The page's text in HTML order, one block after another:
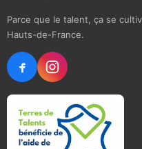
Parce que le talent, ça se
Hauts-de-France.